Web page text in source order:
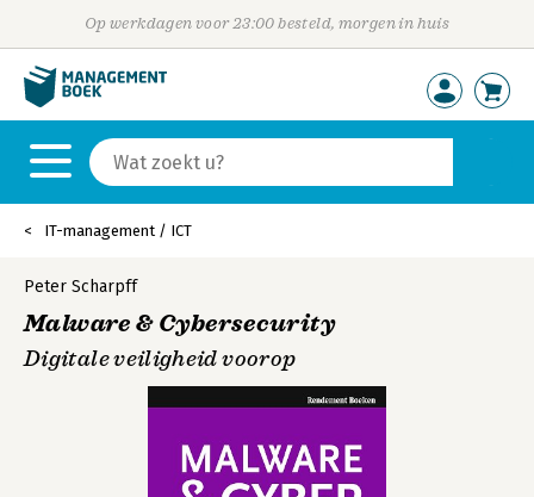
Op werkdagen voor 23:00 besteld, morgen in huis
IT-management / ICT
Peter Scharpff
Malware & Cybersecurity
Digitale veiligheid voorop